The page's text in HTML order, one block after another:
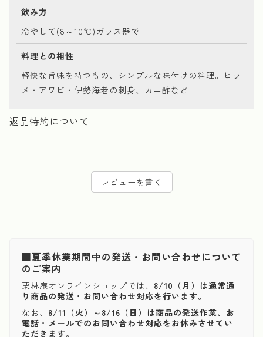
飲み方
冷やして(8～10℃)ガラス器で
料理との相性
軽快な旨味を持つもの、シンプルな味付けの料理。ヒラ
メ・アワビ・伊勢海老の刺身、カニ酢など
返品特約について
レビューを書く
■夏季休業期間中の発送・お問い合わせについて
のご案内
栗林庵オンラインショップでは、 8/10（月）は通常通
り商品の発送・お問い合わせ対応を行います。
なお、 8/11（火）～8/16（日）は商品の発送作業、お
電話・メールでのお問い合わせ対応をお休みさせてい
ただきます。